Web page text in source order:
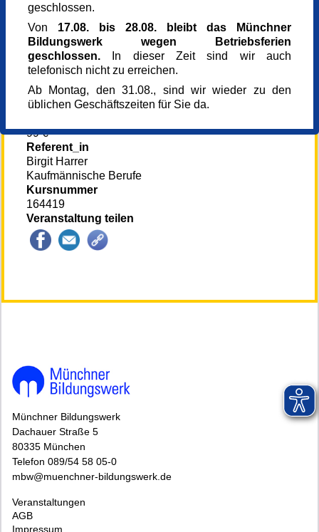
Eltern-Kind-Programm
Veranstaltungsort
Pfarrheim St. Wolfgang
Wolfgangsplatz 9
81669 München
Dekanat Südost
99 €
Referent_in
Birgit Harrer
Kaufmännische Berufe
Kursnummer
164419
Veranstaltung teilen
Münchner Bildungswerk
Dachauer Straße 5
80335 München
Telefon 089/54 58 05-0
mbw@muenchner-bildungswerk.de
Veranstaltungen
AGB
Impressum
geschlossen.
Von 17.08. bis 28.08. bleibt das Münchner
Bildungswerk wegen Betriebsferien
geschlossen. In dieser Zeit sind wir auch
telefonisch nicht zu erreichen.
Ab Montag, den 31.08., sind wir wieder zu den
üblichen Geschäftszeiten für Sie da.